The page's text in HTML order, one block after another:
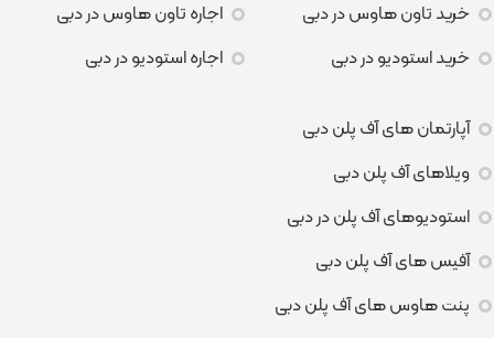
خرید تاون هاوس در دبی
خرید استودیو در دبی
اجاره تاون هاوس در دبی
اجاره استودیو در دبی
آپارتمان های آف پلن دبی
ویلاهای آف پلن دبی
استودیوهای آف پلن در دبی
آفیس های آف پلن دبی
پنت هاوس های آف پلن دبی